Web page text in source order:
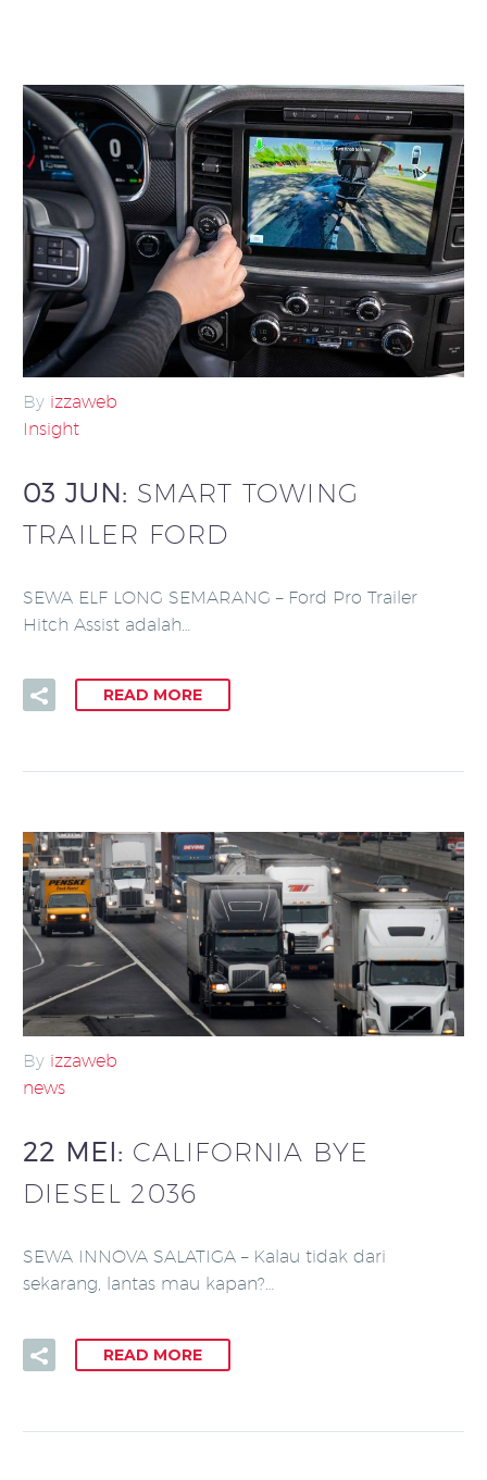
By izzaweb
Insight
03 JUN: SMART TOWING
TRAILER FORD
SEWA ELF LONG SEMARANG – Ford Pro Trailer
Hitch Assist adalah…
READ MORE
By izzaweb
news
22 MEI: CALIFORNIA BYE
DIESEL 2036
SEWA INNOVA SALATIGA – Kalau tidak dari
sekarang, lantas mau kapan?…
READ MORE